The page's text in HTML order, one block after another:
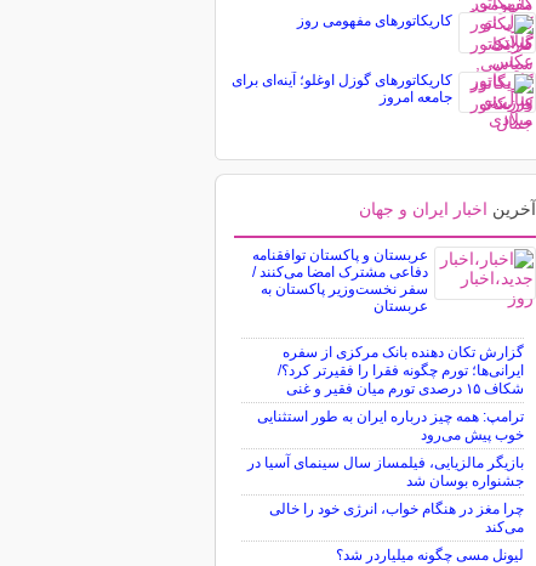
کاریکاتورهای مفهومی روز
کاریکاتورهای گوزل اوغلو؛ آینه‌ای برای
جامعه امروز
آخرین اخبار ایران و جهان
عربستان و پاکستان توافقنامه
دفاعی مشترک امضا می‌کنند /
سفر نخست‌وزیر پاکستان به
عربستان
گزارش تکان‌ دهنده بانک مرکزی از سفره
ایرانی‌ها؛ تورم چگونه فقرا را فقیرتر کرد؟/
شکاف ۱۵ درصدی تورم میان فقیر و غنی
ترامپ: همه چیز درباره ایران به طور استثنایی
خوب پیش می‌رود
بازیگر مالزیایی، فیلمساز سال سینمای آسیا در
جشنواره بوسان شد
چرا مغز در هنگام خواب، انرژی خود را خالی
می‌کند
لیونل مسی چگونه میلیاردر شد؟